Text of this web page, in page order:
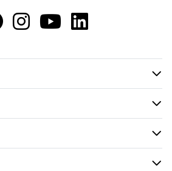
FacebookInstagramYouTube